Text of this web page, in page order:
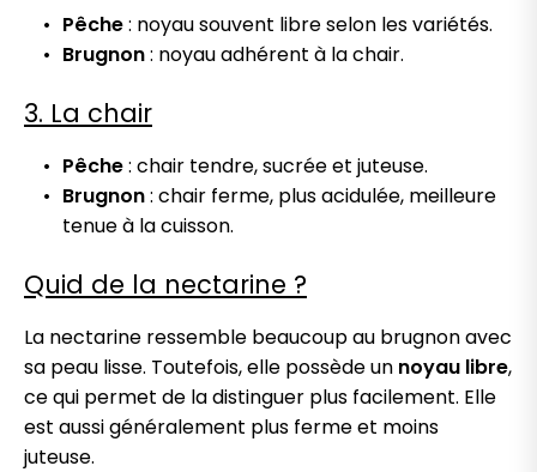
Pêche: noyau souvent libre selon les variétés.
Brugnon: noyau adhérent à la chair.
3. La chair
Pêche: chair tendre, sucrée et juteuse.
Brugnon: chair ferme, plus acidulée, meilleure
tenue à la cuisson.
Quid de la nectarine ?
La nectarine ressemble beaucoup au brugnon avec
sa peau lisse. Toutefois, elle possède un noyau libre,
ce qui permet de la distinguer plus facilement. Elle
est aussi généralement plus ferme et moins
juteuse.